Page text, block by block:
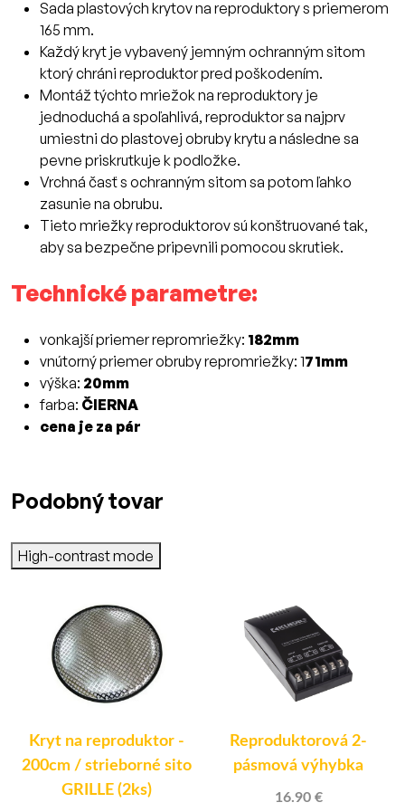
Sada plastových krytov na reproduktory s priemerom
165 mm.
Každý kryt je vybavený jemným ochranným sitom
ktorý chráni reproduktor pred poškodením.
Montáž týchto mriežok na reproduktory je
jednoduchá a spoľahlivá, reproduktor sa najprv
umiestni do plastovej obruby krytu a následne sa
pevne priskrutkuje k podložke.
Vrchná časť s ochranným sitom sa potom ľahko
zasunie na obrubu.
Tieto mriežky reproduktorov sú konštruované tak,
aby sa bezpečne pripevnili pomocou skrutiek.
Technické parametre:
vonkajší priemer repromriežky: 182mm
vnútorný priemer obruby repromriežky: 171mm
výška: 20mm
farba: ČIERNA
cena je za pár
Podobný tovar
High-contrast mode
Kryt na reproduktor -
200cm / strieborné sito
GRILLE (2ks)
Reproduktorová 2-
pásmová výhybka
16.90 €